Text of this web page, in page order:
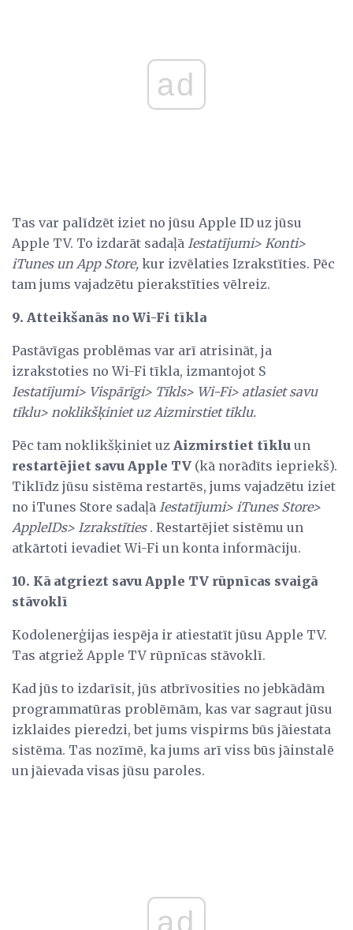
ad
Tas var palīdzēt iziet no jūsu Apple ID uz jūsu
Apple TV. To izdarāt sadaļā Iestatījumi> Konti>
iTunes un App Store, kur izvēlaties Izrakstīties. Pēc
tam jums vajadzētu pierakstīties vēlreiz.
9. Atteikšanās no Wi-Fi tīkla
Pastāvīgas problēmas var arī atrisināt, ja
izrakstoties no Wi-Fi tīkla, izmantojot S
Iestatījumi> Vispārīgi> Tīkls> Wi-Fi> atlasiet savu
tīklu> noklikšķiniet uz Aizmirstiet tīklu.
Pēc tam noklikšķiniet uz Aizmirstiet tīklu un
restartējiet savu Apple TV (kā norādīts iepriekš).
Tiklīdz jūsu sistēma restartēs, jums vajadzētu iziet
no iTunes Store sadaļā Iestatījumi> iTunes Store>
AppleIDs> Izrakstīties. Restartējiet sistēmu un
atkārtoti ievadiet Wi-Fi un konta informāciju.
10. Kā atgriezt savu Apple TV rūpnīcas svaigā
stāvoklī
Kodolenerģijas iespēja ir atiestatīt jūsu Apple TV.
Tas atgriež Apple TV rūpnīcas stāvoklī.
Kad jūs to izdarīsit, jūs atbrīvosities no jebkādām
programmatūras problēmām, kas var sagraut jūsu
izklaides pieredzi, bet jums vispirms būs jāiestata
sistēma. Tas nozīmē, ka jums arī viss būs jāinstalē
un jāievada visas jūsu paroles.
ad